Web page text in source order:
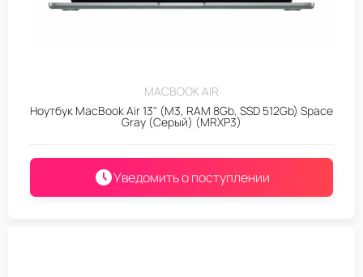
MACBOOK AIR
Ноутбук MacBook Air 13" (M3, RAM 8Gb, SSD 512Gb) Space
Gray (Серый) (MRXP3)
Уведомить о поступлении